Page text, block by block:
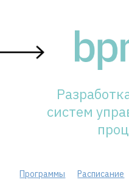
content
систем
Программы Расписание